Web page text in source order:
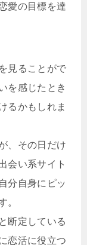
愛の目標を達
見ることがで
を感じたとき
るかもしれま
、その日だけ
会い系サイト
分自身にピッ
。
断定している
恋活に役立つ